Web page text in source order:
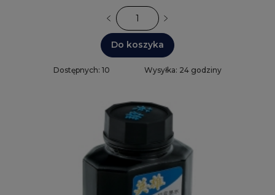
Do koszyka
Dostępnych: 10 Wysyłka: 24 godziny